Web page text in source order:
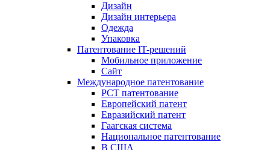
Дизайн
Дизайн интерьера
Одежда
Упаковка
Патентование IT-решений
Мобильное приложение
Сайт
Международное патентование
PCT патентование
Европейский патент
Евразийский патент
Гаагская система
Национальное патентование
В США